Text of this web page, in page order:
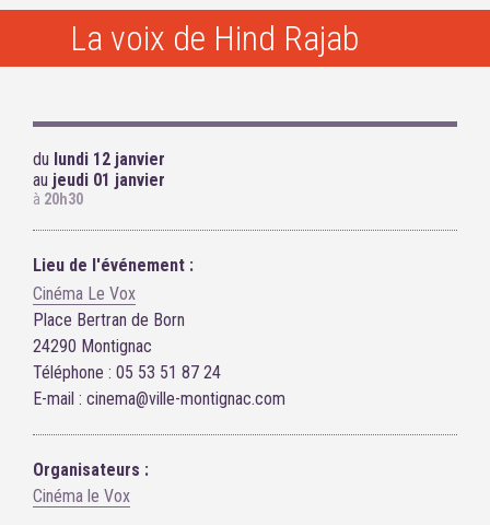
La voix de Hind Rajab
du lundi 12 janvier
au jeudi 01 janvier
à 20h30
Lieu de l'événement :
Cinéma Le Vox
Place Bertran de Born
24290 Montignac
Téléphone : 05 53 51 87 24
E-mail : cinema@ville-montignac.com
Organisateurs :
Cinéma le Vox